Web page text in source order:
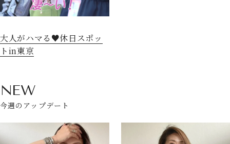
大人がハマる♥休日スポッ
トin東京
NEW
今週のアップデート